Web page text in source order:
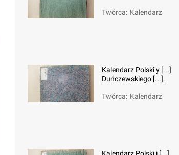
Twórca: Kalendarz
Kalendarz Polski y [...]
Duńczewskiego [...].
Twórca: Kalendarz